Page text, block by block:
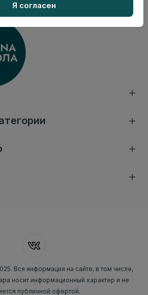
Вся информация на сайте, в том числе,
носит информационный характер и не
публичной офертой.
Я согласен